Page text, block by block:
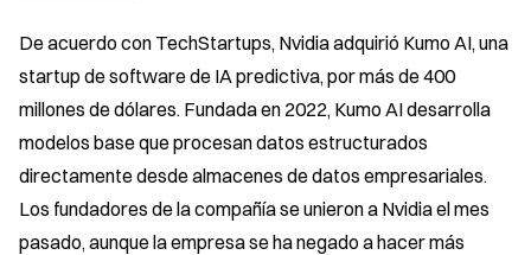
De acuerdo con TechStartups, Nvidia adquirió Kumo AI, una
startup de software de IA predictiva, por más de 400
millones de dólares. Fundada en 2022, Kumo AI desarrolla
modelos base que procesan datos estructurados
directamente desde almacenes de datos empresariales.
Los fundadores de la compañía se unieron a Nvidia el mes
pasado, aunque la empresa se ha negado a hacer más